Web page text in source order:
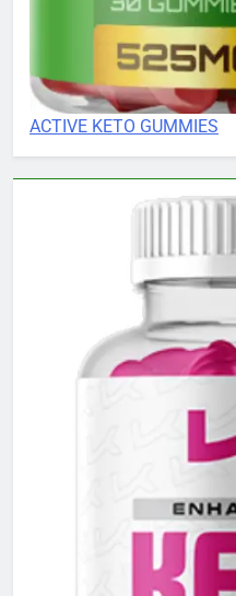
ACTIVE KETO GUMMIES